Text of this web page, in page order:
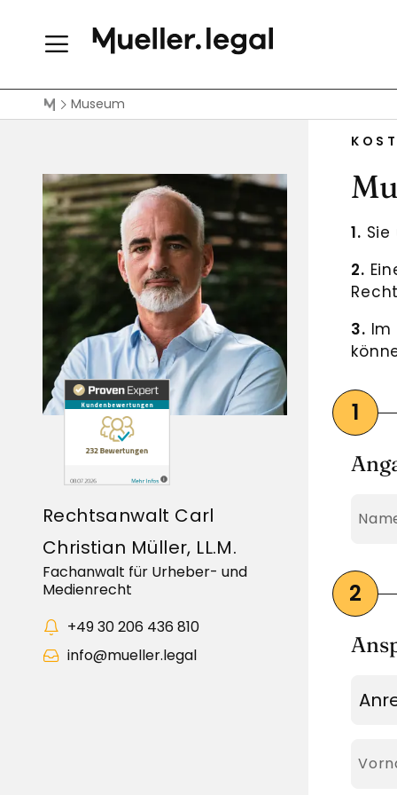
Museum
Rechtsanwalt Carl
Christian Müller, LL.M.
Fachanwalt für Urheber- und
Medienrecht
+49 30 206 436 810
info@mueller.legal
1.
2.
3. Im